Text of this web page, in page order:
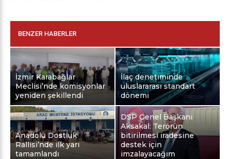
BENZER HABERLER
İzmir Karabağlar
Meclisi’nde komisyonlar
yeniden şekillendi
İlaç denetiminde
uluslararası standart
dönemi
Anadolu Dostluk
Rallisi’nde ilk yarı
tamamlandı
DSP Genel Başkanı
Aksakal: Terörün
bitirilmesi iradesine
destek için
imzalayacağım